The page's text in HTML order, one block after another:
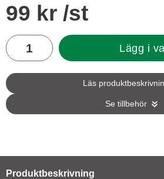
pris
99 kr /st
antal
Lägg i
Läs
Se tillbehör
Produktbeskrivning